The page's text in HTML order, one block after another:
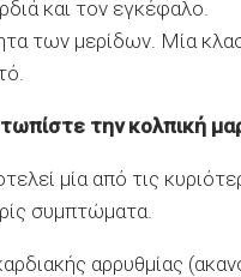
και τον εγκέφαλο.
των μερίδων. Μία
την κολπική
μία από τις
συμπτώματα.
αρρυθμίας